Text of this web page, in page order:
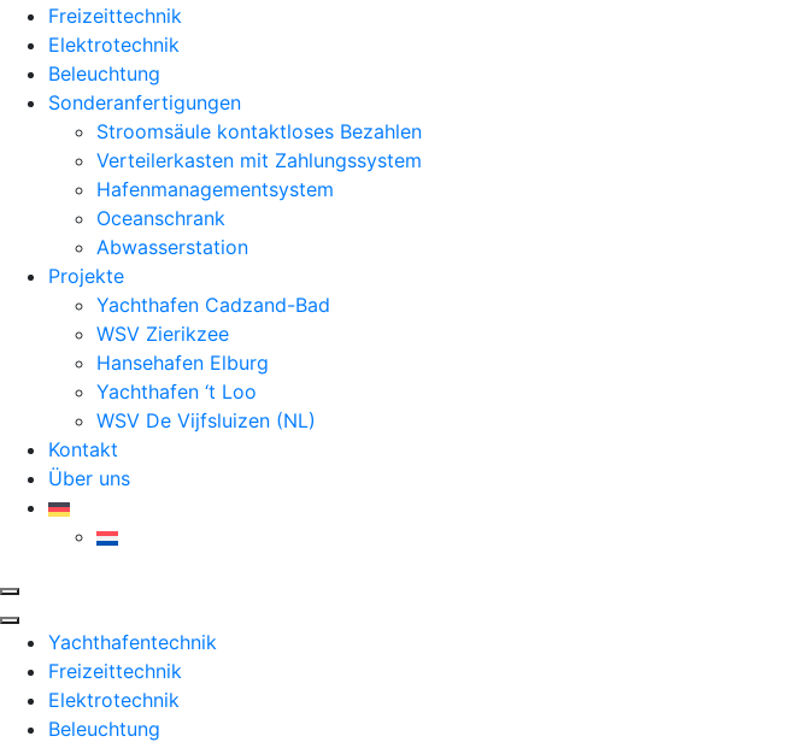
Freizeittechnik
Elektrotechnik
Beleuchtung
Sonderanfertigungen
Stroomsäule kontaktloses Bezahlen
Verteilerkasten mit Zahlungssystem
Hafenmanagementsystem
Oceanschrank
Abwasserstation
Projekte
Yachthafen Cadzand-Bad
WSV Zierikzee
Hansehafen Elburg
Yachthafen ‘t Loo
WSV De Vijfsluizen (NL)
Kontakt
Über uns
Yachthafentechnik
Freizeittechnik
Elektrotechnik
Beleuchtung